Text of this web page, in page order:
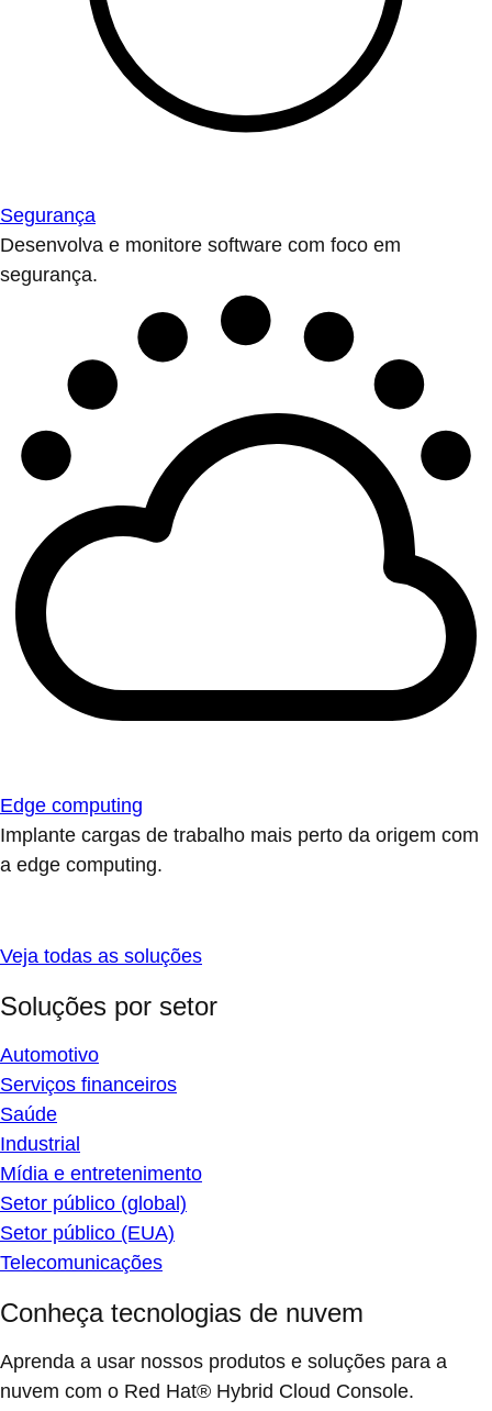
Segurança
Desenvolva e monitore software com foco em
segurança.
Edge computing
Implante cargas de trabalho mais perto da origem com
a edge computing.
Veja todas as soluções
Soluções por setor
Automotivo
Serviços financeiros
Saúde
Industrial
Mídia e entretenimento
Setor público (global)
Setor público (EUA)
Telecomunicações
Conheça tecnologias de nuvem
Aprenda a usar nossos produtos e soluções para a
nuvem com o Red Hat® Hybrid Cloud Console.